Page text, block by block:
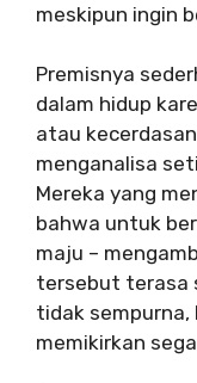
meskipun ingin
Premisnya
dalam hidup
atau
menganalisa
Mereka yang
bahwa untuk
maju –
tersebut terasa
tidak sempurna,
memikirkan